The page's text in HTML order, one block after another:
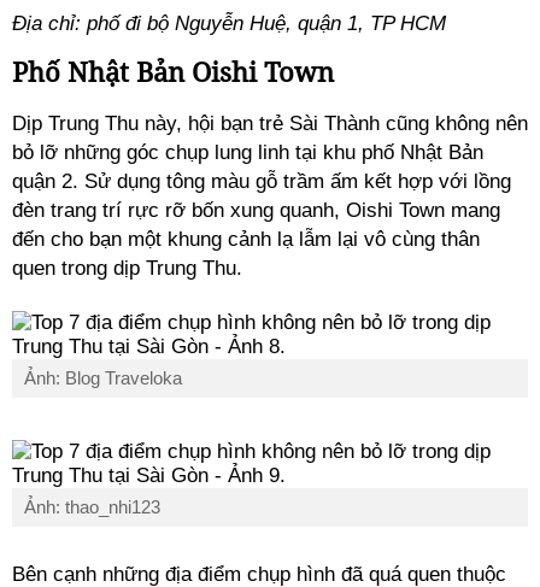
Địa chỉ: phố đi bộ Nguyễn Huệ, quận 1, TP HCM
Phố Nhật Bản Oishi Town
Dịp Trung Thu này, hội bạn trẻ Sài Thành cũng không nên
bỏ lỡ những góc chụp lung linh tại khu phố Nhật Bản
quận 2. Sử dụng tông màu gỗ trầm ấm kết hợp với lồng
đèn trang trí rực rỡ bốn xung quanh, Oishi Town mang
đến cho bạn một khung cảnh lạ lẫm lại vô cùng thân
quen trong dịp Trung Thu.
Ảnh: Blog Traveloka
Ảnh: thao_nhi123
Bên cạnh những địa điểm chụp hình đã quá quen thuộc